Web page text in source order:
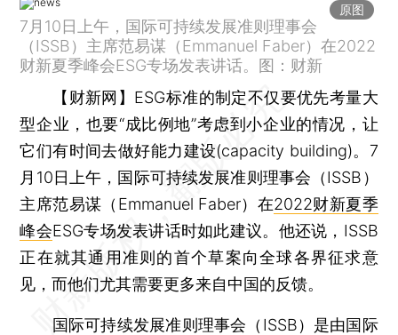
原图
7月10日上午，国际可持续发展准则理事会
（ISSB）主席范易谋（Emmanuel Faber）在2022
财新夏季峰会ESG专场发表讲话。图：财新
【财新网】 ESG标准的制定不仅要优先考量大
型企业，也要“成比例地”考虑到小企业的情况，让
它们有时间去做好能力建设(capacity building)。7
月10日上午，国际可持续发展准则理事会（ISSB）
主席范易谋（Emmanuel Faber）在2022财新夏季
峰会ESG专场发表讲话时如此建议。他还说，ISSB
正在就其通用准则的首个草案向全球各界征求意
见，而他们尤其需要更多来自中国的反馈。
国际可持续发展准则理事会（ISSB）是由国际